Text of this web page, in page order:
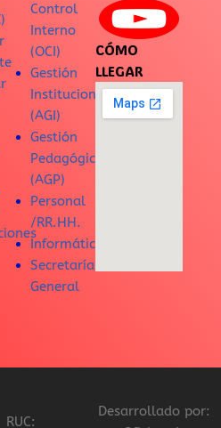
Control
Interno
(OCI)
Gestión
Institucional
(AGI)
Gestión
Pedagógica
(AGP)
Personal
/RR.HH.
Informática
Secretaría
General
CÓMO
LLEGAR
RUC:
Desarrollado por: